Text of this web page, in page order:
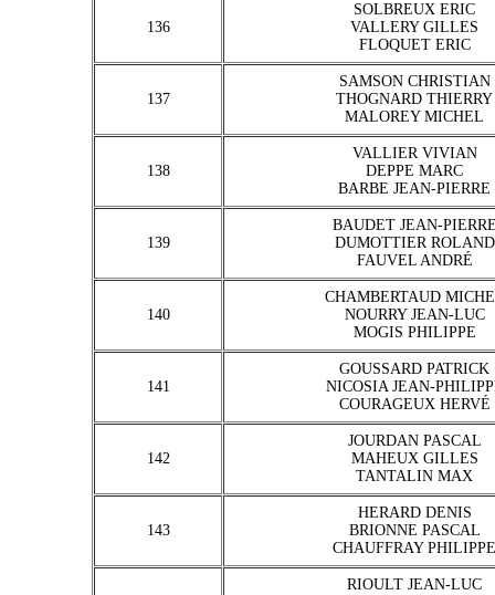
136
SOLBREUX ERIC
VALLERY GILLES
FLOQUET ERIC
137
SAMSON CHRISTIAN
THOGNARD THIERRY
MALOREY MICHEL
138
VALLIER VIVIAN
DEPPE MARC
BARBE JEAN-PIERRE
139
BAUDET JEAN-
DUMOTTIER ROLAND
FAUVEL ANDRÉ
140
CHAMBERTAUD
NOURRY JEAN-LUC
MOGIS PHILIPPE
141
GOUSSARD PATRICK
NICOSIA JEAN-
COURAGEUX HERVÉ
142
JOURDAN PASCAL
MAHEUX GILLES
TANTALIN MAX
143
HERARD DENIS
BRIONNE PASCAL
CHAUFFRAY PHILIPPE
RIOULT JEAN-LUC